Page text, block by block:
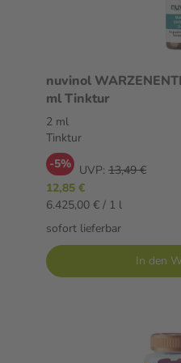
nuvinol
ml Tinktur
2 ml
Tinktur
-5% UVP: 13,49 €
12,85 €
6.425,00 € / 1 l
sofort lieferbar
In den